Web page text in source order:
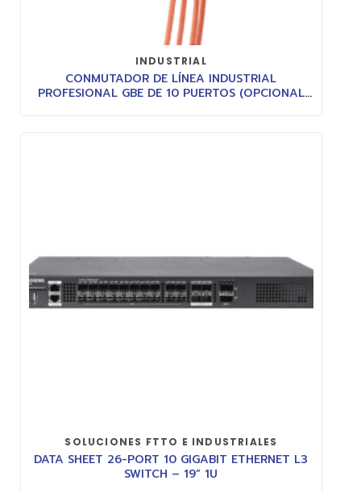
INDUSTRIAL
CONMUTADOR DE LÍNEA INDUSTRIAL
PROFESIONAL GBE DE 10 PUERTOS (OPCIONAL
SOLUCIONES FTTO E INDUSTRIALES
DATA SHEET 26-PORT 10 GIGABIT ETHERNET L3
SWITCH – 19” 1U